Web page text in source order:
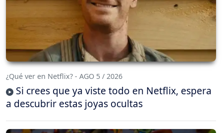
¿Qué ver en Netflix? - AGO 5 / 2026
Si crees que ya viste todo en Netflix, espera
a descubrir estas joyas ocultas